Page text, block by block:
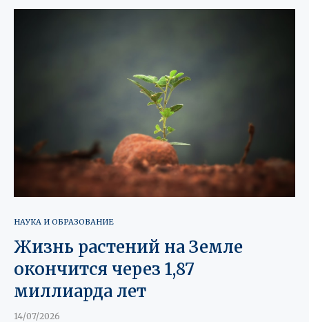
НАУКА И ОБРАЗОВАНИЕ
Жизнь растений на Земле
окончится через 1,87
миллиарда лет
14/07/2026